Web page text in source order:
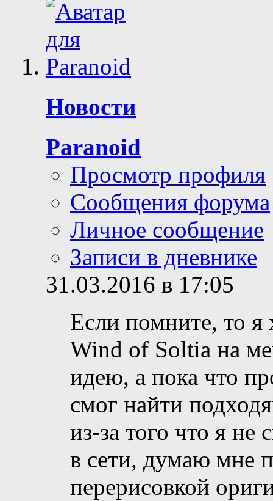
Новости
Paranoid
Просмотр профиля
Сообщения форума
Личное сообщение
Записи в дневнике
31.03.2016 в 17:05
Если помните, то я
Wind of Soltia на
идею, а пока что
смог найти
из-за того что я не
в сети, думаю мне
перерисовкой